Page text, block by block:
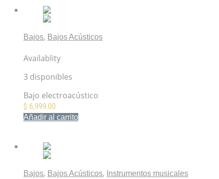
Bajos, Bajos Acústicos
Availablity
3 disponibles
Bajo electroacústico
$ 6,999.00
Añadir al carrito
Bajos, Bajos Acústicos, Instrumentos musicales